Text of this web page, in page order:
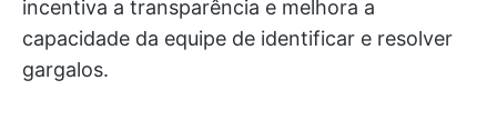
incentiva a transparência e melhora a
capacidade da equipe de identificar e resolver
gargalos.